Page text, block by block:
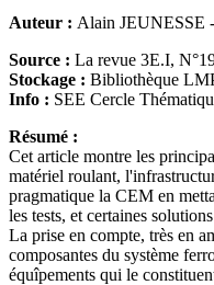
Auteur : Alain JEUNESSE
Source : La revue 3E.I,
Stockage : Bibliothèque
Info : SEE Cercle
Résumé :
Cet article montre les
matériel roulant,
pragmatique la CEM en
les tests, et certaines
La prise en compte, très en
composantes du système
équîpements qui le